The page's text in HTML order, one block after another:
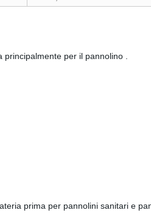
per il pannolino .
prima per pannolini sanitari e